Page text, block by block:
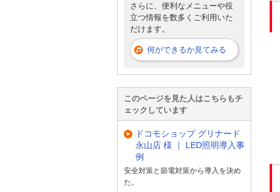
さらに、便利なメニューや役
立つ情報を数多くご利用いた
だけます。
何ができるか見てみる
このページを見た人はこちらもチ
ェックしています
ドコモショップ グリナード
永山店 様 ｜ LED照明導入事
例
安全対策と節電対策から導入を決め
た。